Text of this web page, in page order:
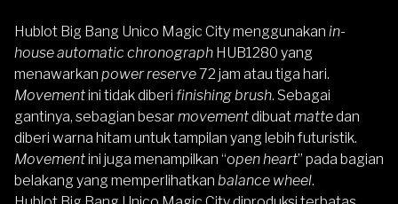
Hublot Big Bang Unico Magic City menggunakan in-
house automatic chronograph HUB1280 yang
menawarkan power reserve72 jam atau tiga hari.
Movementini tidak diberi finishing brush. Sebagai
gantinya, sebagian besar movementdibuatmattedan
diberi warna hitam untuk tampilan yang lebih futuristik.
Movementini juga menampilkan “open heart” pada bagian
belakang yang memperlihatkan balance wheel.